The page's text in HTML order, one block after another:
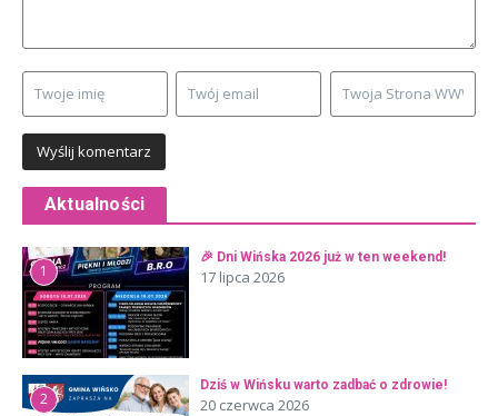
Aktualności
1
🎉 Dni Wińska 2026 już w ten weekend!
17 lipca 2026
2
Dziś w Wińsku warto zadbać o zdrowie!
20 czerwca 2026